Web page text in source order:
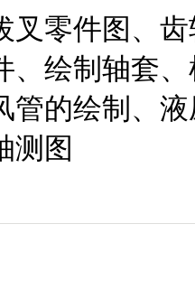
叉零件图、
、绘制轴套
管的绘制、
测图